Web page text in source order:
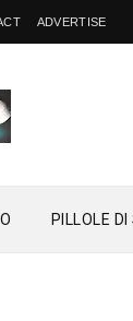
ADVERTISE
PILLOLE